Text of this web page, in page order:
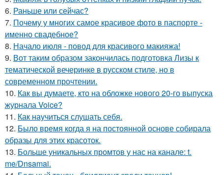
6. Раньше или сейчас?
7. Почему у многих самое красивое фото в паспорте -
именно свадебное?
8. Начало июля - повод для красивого макияжа!
9. Вот таким образом закончилась подготовка Лизы к
тематической вечеринке в русском стиле, но в
современном прочтении.
10. Как вы думаете, кто на обложке нового 20-го выпуска
журнала Voice?
11. Как научиться слушать себя.
12. Было время когда я на постоянной основе собирала
образы для этих красоток.
13. Больше уникальных промтов у нас на канале: t.
me/Dnsamai.